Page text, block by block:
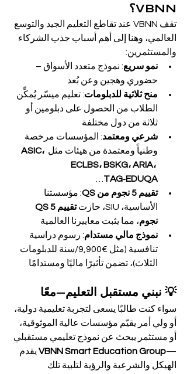
VBNN؟
تقف VBNN عند تقاطع التعليم الجيد والتوسع
العالمي، وهنا إلى أهم أسباب جذب الشركاء
والمستثمرين:
نمو سريع: نموذج متعدد الأسواق –
حضوري وهجين وعن بُعد
منح ثلاثية للدبلومات: تعليم ميسّر يُمكِّن
الطلاب من الحصول على دبلومين أو
ثلاثة من دول مختلفة
شرعي ومعتمد: المؤسسات مرخصة
وطنياً ومعتمدة من هيئات مثل ASIC،
ECLBS، BSKG، ARIA،
TAG‑EDUQA
تقييم 5 نجوم من QS
: مؤسستنا
الأساسية، SIU، حازت
نجوم، مما يثبت معاييرنا العالمية
نموذج مالي مستدام: رسوم دراسية
تنافسية (مثل €9,900/سنة للدبلومات
الثلاث)، تضمن تأثيرًا ماليًا ومستدامًا
💡 نبني مستقبل التعليم—معًا
سواء كنت طالبًا يسعى لتجربة تعليمية دولية،
أو ولي أمر يقيّم مؤسسات عالية الموثوقية،
أو مستثمر يبحث عن نموذج تعليمي مستقبلي
—
VBNN Smart Education Group يقدم
الهيكل والشرعية والرؤية لتلبية تلك